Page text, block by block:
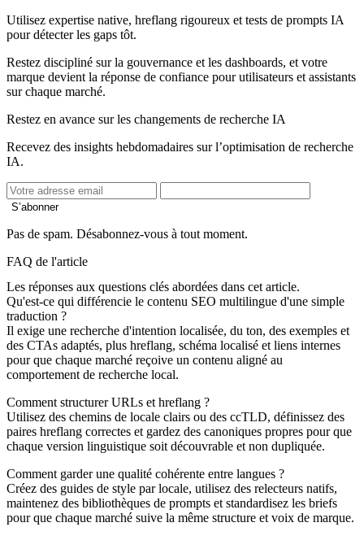
Utilisez expertise native, hreflang rigoureux et tests de prompts IA
pour détecter les gaps tôt.
Restez discipliné sur la gouvernance et les dashboards, et votre
marque devient la réponse de confiance pour utilisateurs et assistants
sur chaque marché.
Restez en avance sur les changements de recherche IA
Recevez des insights hebdomadaires sur l’optimisation de recherche
IA.
S’abonner
Pas de spam. Désabonnez-vous à tout moment.
FAQ de l'article
Les réponses aux questions clés abordées dans cet article.
Qu'est-ce qui différencie le contenu SEO multilingue d'une simple
traduction ?
Il exige une recherche d'intention localisée, du ton, des exemples et
des CTAs adaptés, plus hreflang, schéma localisé et liens internes
pour que chaque marché reçoive un contenu aligné au
comportement de recherche local.
Comment structurer URLs et hreflang ?
Utilisez des chemins de locale clairs ou des ccTLD, définissez des
paires hreflang correctes et gardez des canoniques propres pour que
chaque version linguistique soit découvrable et non dupliquée.
Comment garder une qualité cohérente entre langues ?
Créez des guides de style par locale, utilisez des relecteurs natifs,
maintenez des bibliothèques de prompts et standardisez les briefs
pour que chaque marché suive la même structure et voix de marque.